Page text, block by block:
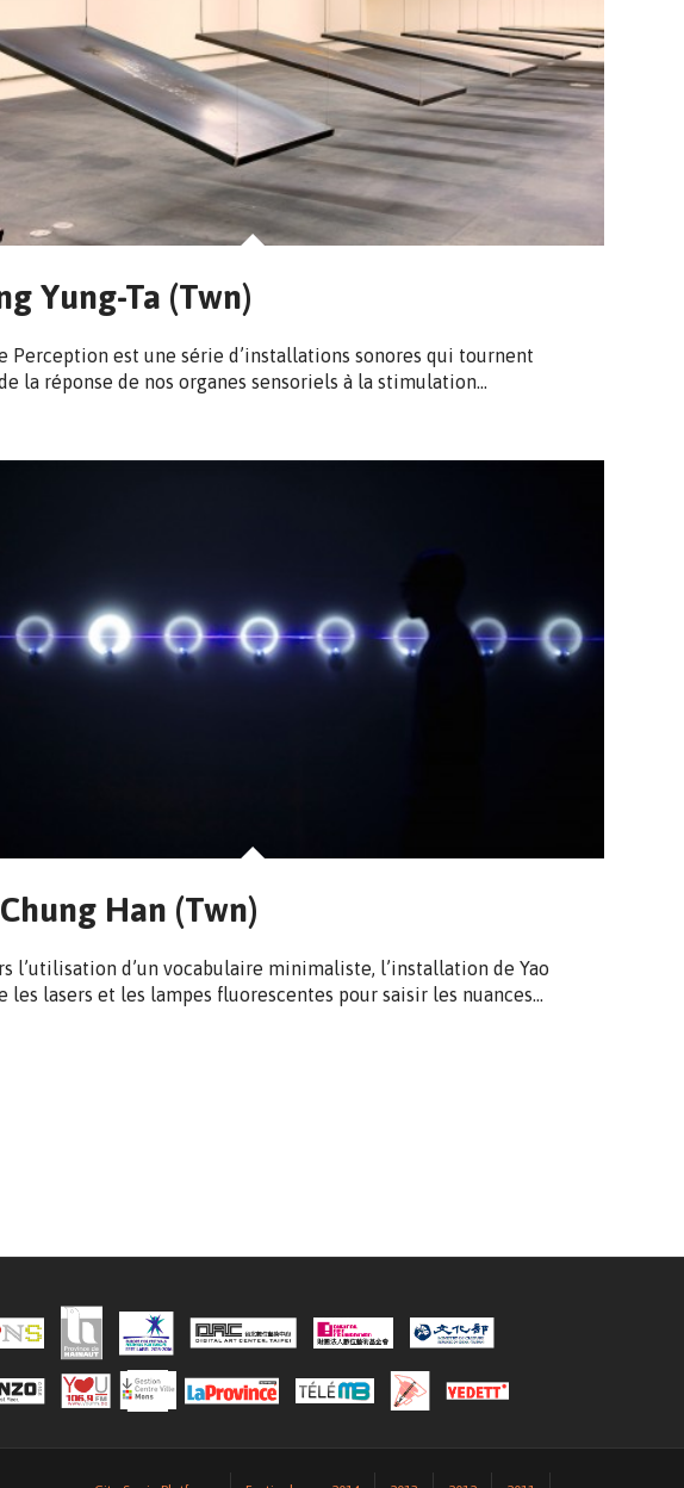
Yung-Ta (Twn)
Perception est une série d’installations sonores qui tournent
la réponse de nos organes sensoriels à la stimulation…
Han (Twn)
l’utilisation d’un vocabulaire minimaliste, l’installation de Yao
les lasers et les lampes fluorescentes pour saisir les nuances…